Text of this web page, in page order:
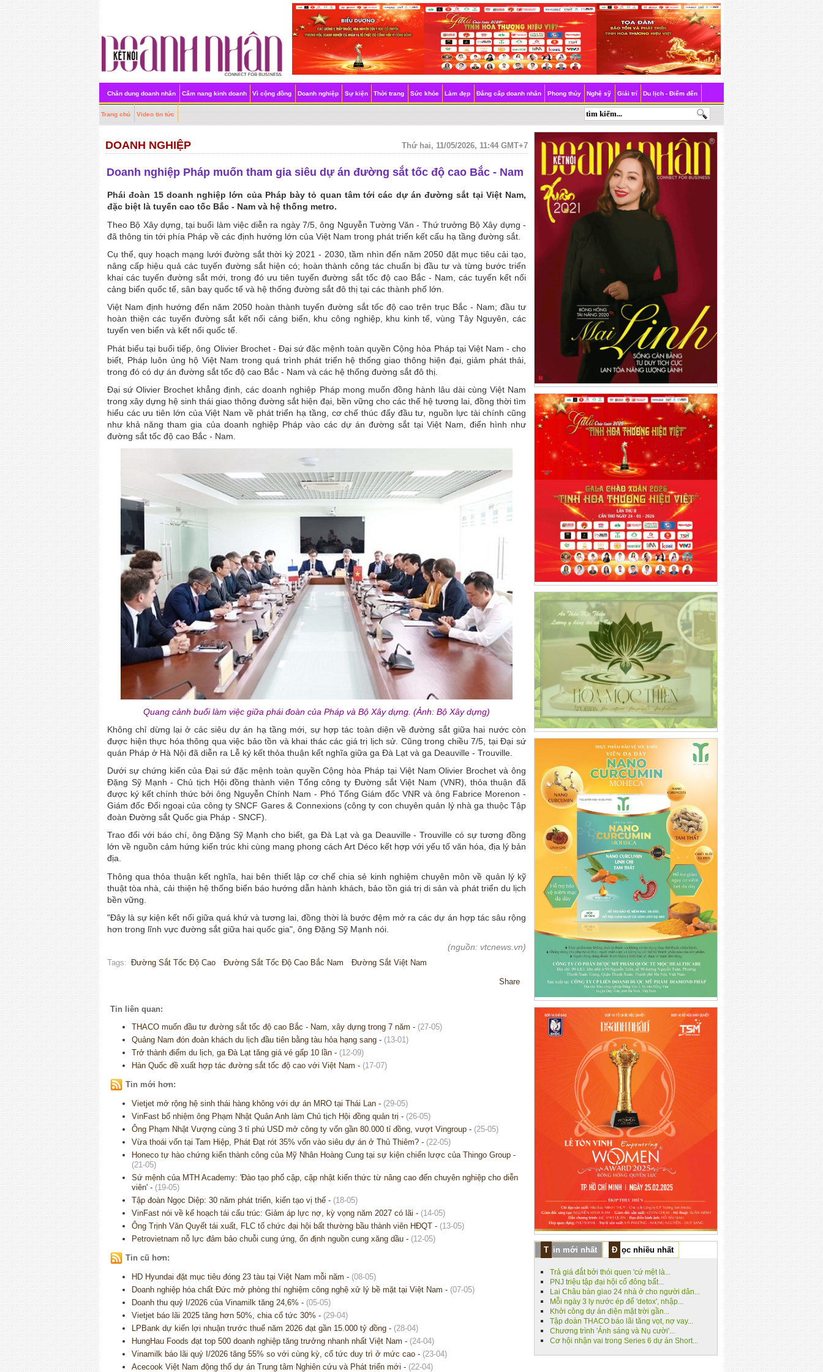
Chân dung doanh nhân Cẩm nang kinh doanh Vì cộng đồng Doanh nghiệp Sự kiện Thời trang Sức khỏe Làm đẹp Đẳng cấp doanh nhân Phong thủy Nghệ sỹ Giải trí Du lịch - Điểm đến
Trang chủ Video tin tức
DOANH NGHIỆP Thứ hai, 11/05/2026, 11:44 GMT+7
Doanh nghiệp Pháp muốn tham gia siêu dự án đường sắt tốc độ cao Bắc - Nam
Phái đoàn 15 doanh nghiệp lớn của Pháp bày tỏ quan tâm tới các dự án đường sắt tại Việt Nam,
đặc biệt là tuyến cao tốc Bắc - Nam và hệ thống metro.
Theo Bộ Xây dựng, tại buổi làm việc diễn ra ngày 7/5, ông Nguyễn Tường Văn - Thứ trưởng Bộ Xây dựng -
đã thông tin tới phía Pháp về các định hướng lớn của Việt Nam trong phát triển kết cấu hạ tầng đường sắt.
Cụ thể, quy hoạch mạng lưới đường sắt thời kỳ 2021 - 2030, tầm nhìn đến năm 2050 đặt mục tiêu cải tạo,
nâng cấp hiệu quả các tuyến đường sắt hiện có; hoàn thành công tác chuẩn bị đầu tư và từng bước triển
khai các tuyến đường sắt mới, trong đó ưu tiên tuyến đường sắt tốc độ cao Bắc - Nam, các tuyến kết nối
cảng biển quốc tế, sân bay quốc tế và hệ thống đường sắt đô thị tại các thành phố lớn.
Việt Nam định hướng đến năm 2050 hoàn thành tuyến đường sắt tốc độ cao trên trục Bắc - Nam; đầu tư
hoàn thiện các tuyến đường sắt kết nối cảng biển, khu công nghiệp, khu kinh tế, vùng Tây Nguyên, các
tuyến ven biển và kết nối quốc tế.
Phát biểu tại buổi tiếp, ông Olivier Brochet - Đại sứ đặc mệnh toàn quyền Cộng hòa Pháp tại Việt Nam - cho
biết, Pháp luôn ủng hộ Việt Nam trong quá trình phát triển hệ thống giao thông hiện đại, giảm phát thải,
trong đó có dự án đường sắt tốc độ cao Bắc - Nam và các hệ thống đường sắt đô thị.
Đại sứ Olivier Brochet khẳng định, các doanh nghiệp Pháp mong muốn đồng hành lâu dài cùng Việt Nam
trong xây dựng hệ sinh thái giao thông đường sắt hiện đại, bền vững cho các thế hệ tương lai, đồng thời tìm
hiểu các ưu tiên lớn của Việt Nam về phát triển hạ tầng, cơ chế thúc đẩy đầu tư, nguồn lực tài chính cũng
như khả năng tham gia của doanh nghiệp Pháp vào các dự án đường sắt tại Việt Nam, điển hình như
đường sắt tốc độ cao Bắc - Nam.
Quang cảnh buổi làm việc giữa phái đoàn của Pháp và Bộ Xây dựng. (Ảnh: Bộ Xây dựng)
Không chỉ dừng lại ở các siêu dự án hạ tầng mới, sự hợp tác toàn diện về đường sắt giữa hai nước còn
được hiện thực hóa thông qua việc bảo tồn và khai thác các giá trị lịch sử. Cũng trong chiều 7/5, tại Đại sứ
quán Pháp ở Hà Nội đã diễn ra Lễ ký kết thỏa thuận kết nghĩa giữa ga Đà Lạt và ga Deauville - Trouville.
Dưới sự chứng kiến của Đại sứ đặc mệnh toàn quyền Cộng hòa Pháp tại Việt Nam Olivier Brochet và ông
Đặng Sỹ Mạnh - Chủ tịch Hội đồng thành viên Tổng công ty Đường sắt Việt Nam (VNR), thỏa thuận đã
được ký kết chính thức bởi ông Nguyễn Chính Nam - Phó Tổng Giám đốc VNR và ông Fabrice Morenon -
Giám đốc Đối ngoại của công ty SNCF Gares & Connexions (công ty con chuyên quản lý nhà ga thuộc Tập
đoàn Đường sắt Quốc gia Pháp - SNCF).
Trao đổi với báo chí, ông Đặng Sỹ Mạnh cho biết, ga Đà Lạt và ga Deauville - Trouville có sự tương đồng
lớn về nguồn cảm hứng kiến trúc khi cùng mang phong cách Art Déco kết hợp với yếu tố văn hóa, địa lý bản
địa.
Thông qua thỏa thuận kết nghĩa, hai bên thiết lập cơ chế chia sẻ kinh nghiệm chuyên môn về quản lý kỹ
thuật tòa nhà, cải thiện hệ thống biển báo hướng dẫn hành khách, bảo tồn giá trị di sản và phát triển du lịch
bền vững.
"Đây là sự kiện kết nối giữa quá khứ và tương lai, đồng thời là bước đệm mở ra các dự án hợp tác sâu rộng
hơn trong lĩnh vực đường sắt giữa hai quốc gia", ông Đặng Sỹ Mạnh nói.
(nguồn: vtcnews.vn)
Tags: Đường Sắt Tốc Độ Cao Đường Sắt Tốc Độ Cao Bắc Nam Đường Sắt Việt Nam
Share
Tin liên quan:
THACO muốn đầu tư đường sắt tốc độ cao Bắc - Nam, xây dựng trong 7 năm - (27-05)
Quảng Nam đón đoàn khách du lịch đầu tiên bằng tàu hỏa hạng sang - (13-01)
Trở thành điểm du lịch, ga Đà Lạt tăng giá vé gấp 10 lần - (12-09)
Hàn Quốc đề xuất hợp tác đường sắt tốc độ cao với Việt Nam - (17-07)
Tin mới hơn:
Vietjet mở rộng hệ sinh thái hàng không với dự án MRO tại Thái Lan - (29-05)
VinFast bổ nhiệm ông Phạm Nhật Quân Anh làm Chủ tịch Hội đồng quản trị - (26-05)
Ông Phạm Nhật Vượng cùng 3 tỉ phú USD mở công ty vốn gần 80.000 tỉ đồng, vượt Vingroup - (25-05)
Vừa thoái vốn tại Tam Hiệp, Phát Đạt rót 35% vốn vào siêu dự án ở Thủ Thiêm? - (22-05)
Honeco tự hào chứng kiến thành công của Mỹ Nhân Hoàng Cung tại sự kiện chiến lược của Thingo Group -
(21-05)
Sứ mệnh của MTH Academy: 'Đào tạo phổ cập, cập nhật kiến thức từ nâng cao đến chuyên nghiệp cho diễn
viên' - (19-05)
Tập đoàn Ngọc Diệp: 30 năm phát triển, kiến tạo vị thế - (18-05)
VinFast nói về kế hoạch tái cấu trúc: Giảm áp lực nợ, kỳ vọng năm 2027 có lãi - (14-05)
Ông Trịnh Văn Quyết tái xuất, FLC tổ chức đại hội bất thường bầu thành viên HĐQT - (13-05)
Petrovietnam nỗ lực đảm bảo chuỗi cung ứng, ổn định nguồn cung xăng dầu - (12-05)
Tin cũ hơn:
HD Hyundai đặt mục tiêu đóng 23 tàu tại Việt Nam mỗi năm - (08-05)
Doanh nghiệp hóa chất Đức mở phòng thí nghiệm công nghệ xử lý bề mặt tại Việt Nam - (07-05)
Doanh thu quý I/2026 của Vinamilk tăng 24,6% - (05-05)
Vietjet báo lãi 2025 tăng hơn 50%, chia cổ tức 30% - (29-04)
LPBank dự kiến lợi nhuận trước thuế năm 2026 đạt gần 15.000 tỷ đồng - (28-04)
HungHau Foods đạt top 500 doanh nghiệp tăng trưởng nhanh nhất Việt Nam - (24-04)
Vinamilk báo lãi quý I/2026 tăng 55% so với cùng kỳ, cổ tức duy trì ở mức cao - (23-04)
Acecook Việt Nam động thổ dự án Trung tâm Nghiên cứu và Phát triển mới - (22-04)
Tin mới nhất Đọc nhiều nhất
Trả giá đắt bởi thói quen 'cứ mệt là...
PNJ triệu tập đại hội cổ đông bất...
Lai Châu bàn giao 24 nhà ở cho người dân...
Mỗi ngày 3 ly nước ép để 'detox', nhập...
Khởi công dự án điện mặt trời gần...
Tập đoàn THACO báo lãi tăng vọt, nợ vay...
Chương trình 'Ánh sáng và Nụ cười'...
Cơ hội nhận vai trong Series 6 dự án Short...